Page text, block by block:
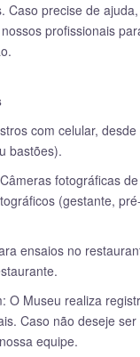
Caso precise de
profissionais
com celular, desde
bastões).
fotográficas de
(gestante,
ensaios no
Museu realiza
Caso não deseje
equipe.